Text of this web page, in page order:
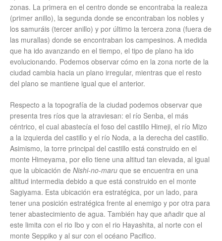
zonas. La primera en el centro donde se encontraba la realeza
(primer anillo), la segunda donde se encontraban los nobles y
los samuráis (tercer anillo) y por último la tercera zona (fuera de
las murallas) donde se encontraban los campesinos. A medida
que ha ido avanzando en el tiempo, el tipo de plano ha ido
evolucionando. Podemos observar cómo en la zona norte de la
ciudad cambia hacia un plano irregular, mientras que el resto
del plano se mantiene igual que el anterior.
Respecto a la topografía de la ciudad podemos observar que
presenta tres ríos que la atraviesan: el río Senba, el más
céntrico, el cual abastecía el foso del castillo Himeji, el río Mizo
a la izquierda del castillo y el río Noda, a la derecha del castillo.
Asimismo, la torre principal del castillo está construido en el
monte Himeyama, por ello tiene una altitud tan elevada, al igual
que la ubicación de Nishi-no-maru que se encuentra en una
altitud intermedia debido a que está construido en el monte
Sagiyama. Esta ubicación era estratégica, por un lado, para
tener una posición estratégica frente al enemigo y por otra para
tener abastecimiento de agua. También hay que añadir que al
este limita con el rio Ibo y con el rio Hayashita, al norte con el
monte Seppiko y al sur con el océano Pacifico.